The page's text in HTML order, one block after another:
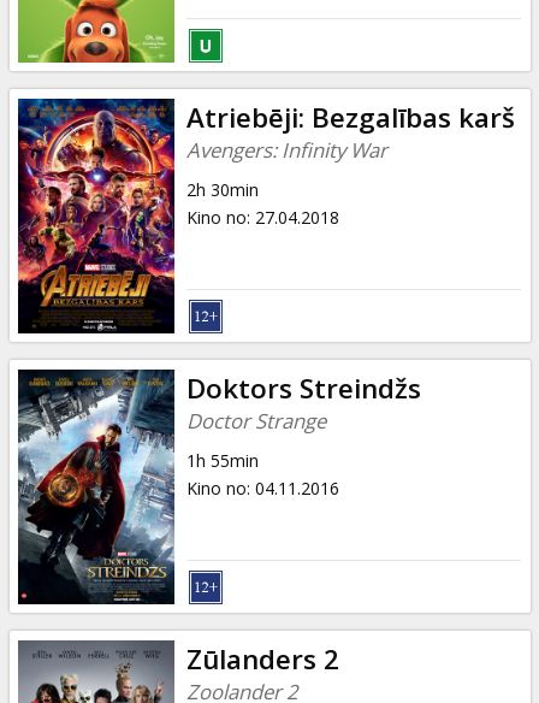
Atriebēji: Bezgalības karš
Avengers: Infinity War
2h 30min
Kino no: 27.04.2018
Doktors Streindžs
Doctor Strange
1h 55min
Kino no: 04.11.2016
Zūlanders 2
Zoolander 2